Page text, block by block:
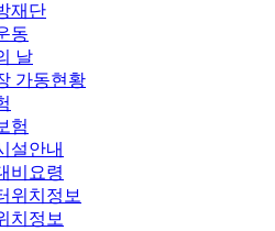
재단
동
날
가동현황
험
설안내
비요령
위치정보
치정보